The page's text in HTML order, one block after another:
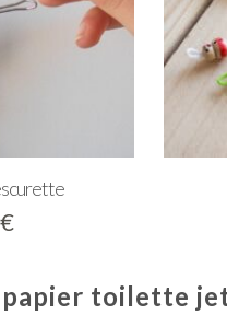
€
papier toilette